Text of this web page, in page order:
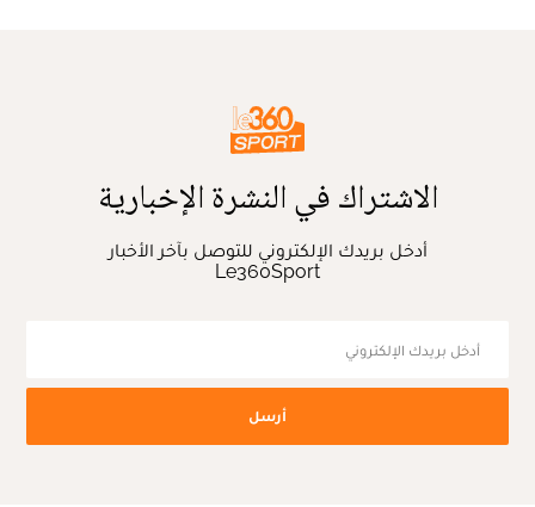
الاشتراك في النشرة الإخبارية
أدخل بريدك الإلكتروني للتوصل بآخر الأخبار
Le360Sport
أرسل